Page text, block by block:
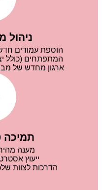
ניהול
הוספת עמודים
המתפתחים (כולל
ארגון מחדש של
תמיכה
מענה
ייעוץ
הדרכות לצוות